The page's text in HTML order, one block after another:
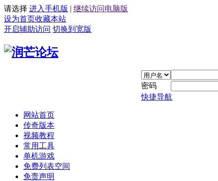
请选择 进入手机版 | 继续访问电脑版
设为首页收藏本站
开启辅助访问 切换到宽版
密码
快捷导航
网站首页
传奇版本
视频教程
常用工具
单机游戏
免费列表空间
免责声明